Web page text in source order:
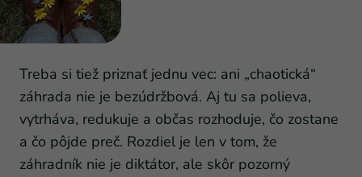
Treba si tiež priznať jednu vec: ani „chaotická“
záhrada nie je bezúdržbová. Aj tu sa polieva,
vytrháva, redukuje a občas rozhoduje, čo zostane
a čo pôjde preč. Rozdiel je len v tom, že
záhradník nie je diktátor, ale skôr pozorný